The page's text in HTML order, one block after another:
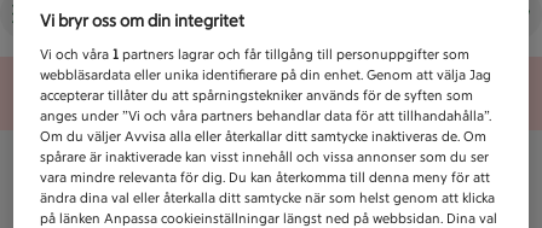
Vad letar du efter idag?
Unknown error
Vi bryr oss om din integritet
Vi och våra1 partners lagrar och får tillgång till personuppgifter som
webbläsardata eller unika identifierare på din enhet. Genom att välja Jag
accepterar tillåter du att spårningstekniker används för de syften som
anges under ”Vi och våra partners behandlar data för att tillhandahålla”.
Om du väljer Avvisa alla eller återkallar ditt samtycke inaktiveras de. Om
spårare är inaktiverade kan visst innehåll och vissa annonser som du ser
vara mindre relevanta för dig. Du kan återkomma till denna meny för att
ändra dina val eller återkalla ditt samtycke när som helst genom att klicka
på länken Anpassa cookieinställningar längst ned på webbsidan. Dina val